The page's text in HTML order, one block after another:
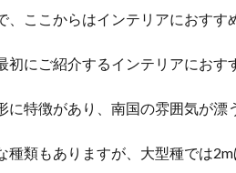
、ここからはインテリアにおすす
初にご紹介するインテリアにおす
に特徴があり、南国の雰囲気が漂
種類もありますが、大型種では2m